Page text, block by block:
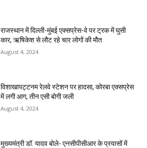
राजस्‍थान में दिल्ली-मुंबई एक्सप्रेस-वे पर ट्रक में घुसी
कार, ऋषिकेश से लौट रहे चार लोगों की मौत
August 4, 2024
विशाखापट्टनम रेलवे स्टेशन पर हादसा, कोरबा एक्सप्रेस
में लगी आग, तीन एसी बोगी जली
August 4, 2024
मुख्यमंत्री डॉ. यादव बोले- एनसीपीसीआर के प्रयासों में